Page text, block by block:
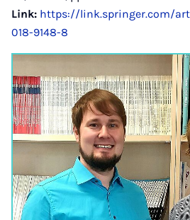
Link: https://link.springer.com/
018-9148-8